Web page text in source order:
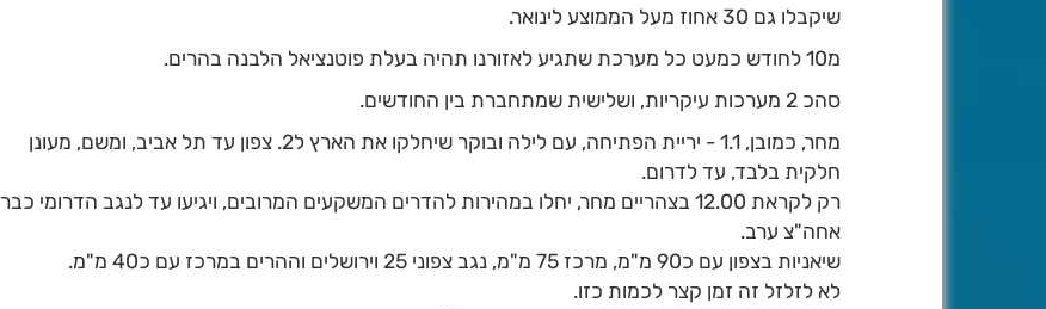
שיקבלו גם 30 אחוז מעל הממוצע לינואר.
מ10 לחודש כמעט כל מערכת שתגיע לאזורנו תהיה בעלת פוטנציאל הלבנה בהרים.
סהכ 2 מערכות עיקריות, ושלישית שמתחברת בין החודשים.
מחר, כמובן, 1.1 - יריית הפתיחה, עם לילה ובוקר שיחלקו את הארץ ל2. צפון עד תל אביב, ומשם, מעונן
חלקית בלבד, עד לדרום.
רק לקראת 12.00 בצהריים מחר, יחלו במהירות להדרים המשקעים המרובים, ויגיעו עד לנגב הדרומי כבר
אחה"צ ערב.
שיאניות בצפון עם כ90 מ"מ, מרכז 75 מ"מ, נגב צפוני 25 וירושלים וההרים במרכז עם כ40 מ"מ.
לא לזלזל זה זמן קצר לכמות כזו.